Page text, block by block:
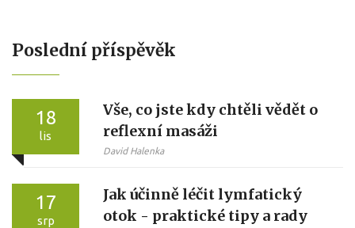
Poslední příspěvěk
18
lis
Vše, co jste kdy chtěli vědět o
reflexní masáži
David Halenka
17
srp
Jak účinně léčit lymfatický
otok - praktické tipy a rady